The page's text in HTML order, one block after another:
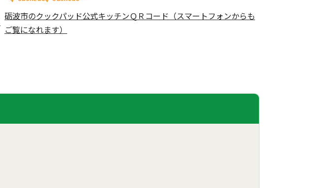
砺波市のクックパッド公式キッチンＱＲコード（スマートフォンからも
ご覧になれます）